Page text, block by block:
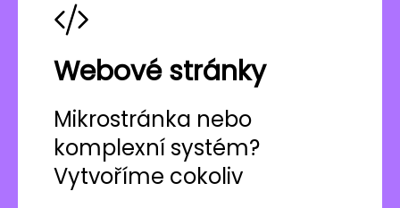
Webové stránky
Mikrostránka nebo
komplexní systém?
Vytvoříme cokoliv